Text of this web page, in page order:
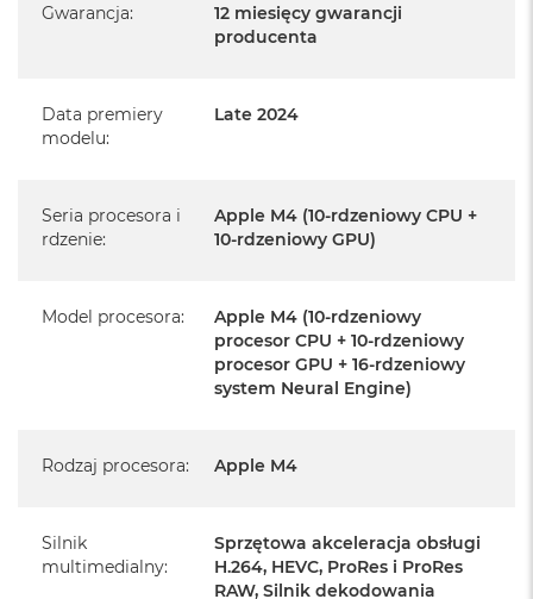
Szczegółowe informacje na ten temat uzyskają Państwo
kontaktując się z naszym handlowcem.
Posiada system operacyjny macOS w języku
polskim oraz polskie menu
urządzenia.
Magic Keyboard z Touch ID
Zasilacz o mocy 143W
Przewód USB‑C do ładowania
Gwarancja:
12 miesięcy gwarancji
producenta
Data premiery
modelu:
Late 2024
Seria procesora i
rdzenie:
Apple M4 (10-rdzeniowy CPU +
10-rdzeniowy GPU)
Model procesora:
Apple M4 (10-rdzeniowy
procesor CPU + 10-rdzeniowy
procesor GPU + 16-rdzeniowy
system Neural Engine)
Rodzaj procesora: Apple M4
Silnik
multimedialny:
Sprzętowa akceleracja obsługi
H.264, HEVC, ProRes i ProRes
RAW, Silnik dekodowania